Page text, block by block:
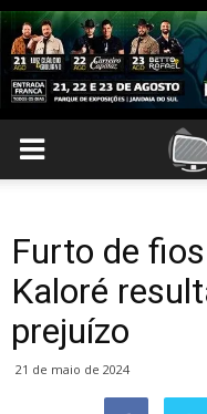
Furto de
Kaloré
prejuízo
21 de maio de 2024